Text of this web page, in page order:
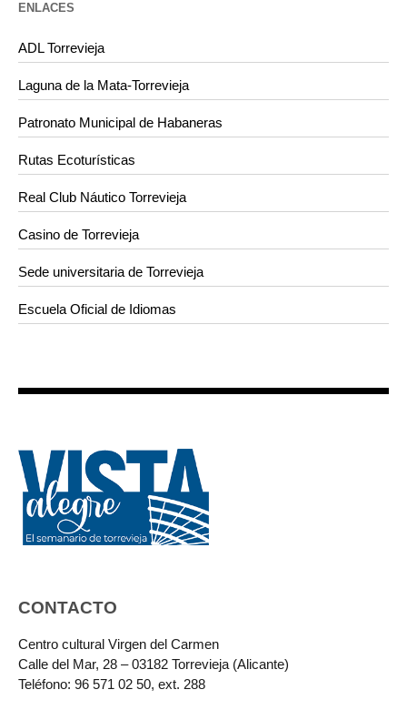
ENLACES
ADL Torrevieja
Laguna de la Mata-Torrevieja
Patronato Municipal de Habaneras
Rutas Ecoturísticas
Real Club Náutico Torrevieja
Casino de Torrevieja
Sede universitaria de Torrevieja
Escuela Oficial de Idiomas
CONTACTO
Centro cultural Virgen del Carmen
Calle del Mar, 28 – 03182 Torrevieja (Alicante)
Teléfono: 96 571 02 50, ext. 288